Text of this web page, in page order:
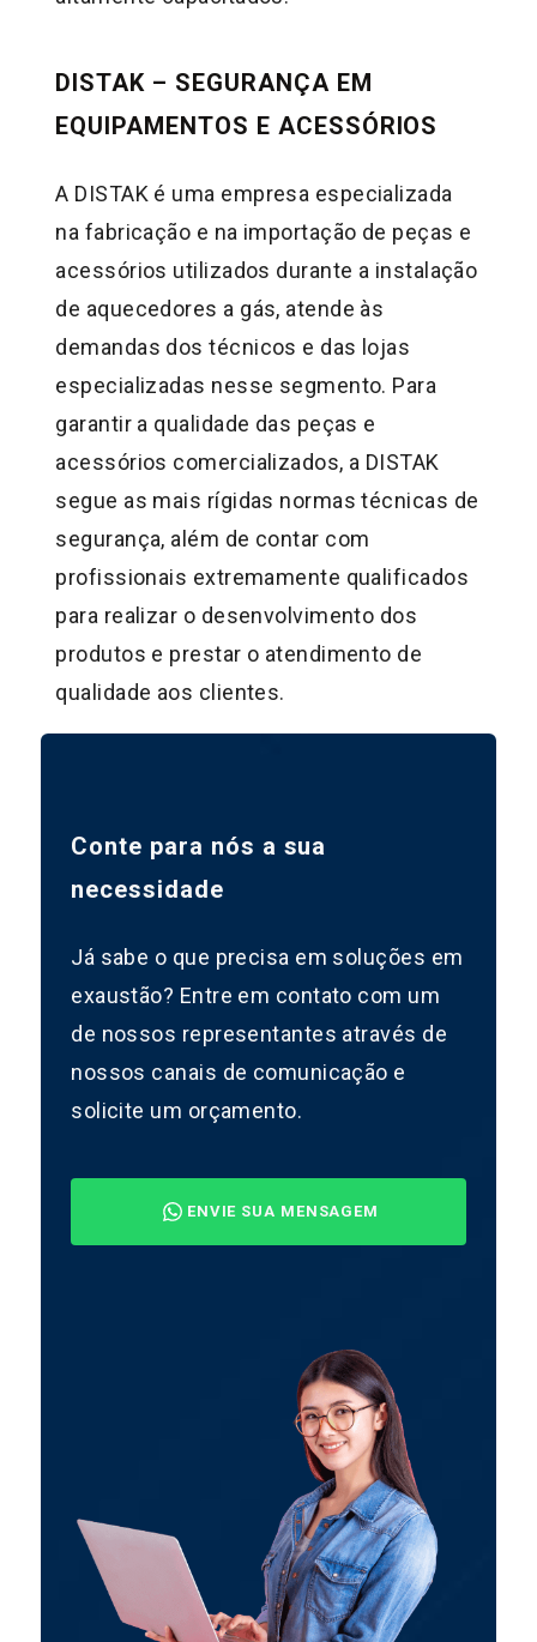
DISTAK – SEGURANÇA EM
EQUIPAMENTOS E ACESSÓRIOS
A DISTAK é uma empresa especializada
na fabricação e na importação de peças e
acessórios utilizados durante a instalação
de aquecedores a gás, atende às
demandas dos técnicos e das lojas
especializadas nesse segmento. Para
garantir a qualidade das peças e
acessórios comercializados, a DISTAK
segue as mais rígidas normas técnicas de
segurança, além de contar com
profissionais extremamente qualificados
para realizar o desenvolvimento dos
produtos e prestar o atendimento de
qualidade aos clientes.
Conte para nós a sua
necessidade
Já sabe o que precisa em soluções em
exaustão? Entre em contato com um
de nossos representantes através de
nossos canais de comunicação e
solicite um orçamento.
ENVIE SUA MENSAGEM